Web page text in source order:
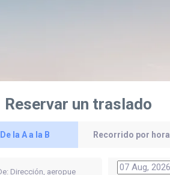
Reservar un traslado
De la A a la B Recorrido por hora